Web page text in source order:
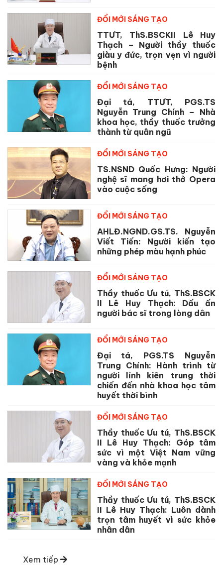
ĐỔI MỚI SÁNG TẠO
TTƯT, ThS.BSCKII Lê Huy
Thạch – Người thầy thuốc
giàu y đức, trọn vẹn vì người
bệnh
ĐỔI MỚI SÁNG TẠO
Đại tá, TTƯT, PGS.TS
Nguyễn Trung Chính – Nhà
khoa học, thầy thuốc trưởng
thành từ quân ngũ
ĐỔI MỚI SÁNG TẠO
TS.NSND Quốc Hưng: Người
nghệ sĩ mang hơi thở Opera
vào cuộc sống
ĐỔI MỚI SÁNG TẠO
AHLĐ.NGND.GS.TS. Nguyễn
Viết Tiến: Người kiến tạo
những phép màu hạnh phúc
ĐỔI MỚI SÁNG TẠO
Thầy thuốc Ưu tú, ThS.BSCK
II Lê Huy Thạch: Dấu ấn
người bác sĩ trong lòng dân
ĐỔI MỚI SÁNG TẠO
Đại tá, PGS.TS Nguyễn
Trung Chính: Hành trình từ
người lính kiên trung thời
chiến đến nhà khoa học tâm
huyết thời bình
ĐỔI MỚI SÁNG TẠO
Thầy thuốc Ưu tú, ThS.BSCK
II Lê Huy Thạch: Góp tâm
sức vì một Việt Nam vững
vàng và khỏe mạnh
ĐỔI MỚI SÁNG TẠO
Thầy thuốc Ưu tú, ThS.BSCK
II Lê Huy Thạch: Luôn dành
trọn tâm huyết vì sức khỏe
nhân dân
Xem tiếp